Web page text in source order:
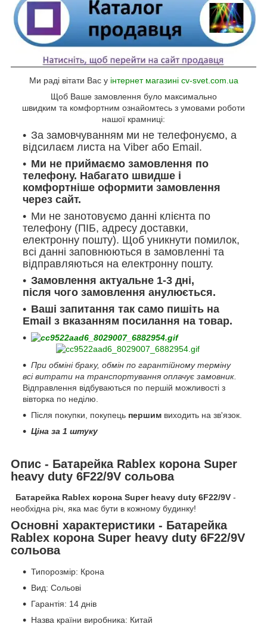
Ми раді вітати Вас у інтернет магазині cv-svet.com.ua
Щоб Ваше замовлення було максимально
швидким та комфортним ознайомтесь з умовами роботи
нашої крамниці:
За замовчуванням ми не телефонуємо, а
відсилаєм листа на Viber або Email.
Ми не приймаємо замовлення по
телефону. Набагато швидше і
комфортніше оформити замовлення
через сайт.
Ми не занотовуємо данні клієнта по
телефону (ПІБ, адресу доставки,
електронну пошту). Щоб уникнути помилок,
всі данні заповнюються в замовленні та
відправляються на електронну пошту.
Замовлення актуальне 1-3 дні,
після чого замовлення анулюється.
Ваші запитання так само пишіть на
Email з вказанням посилання на товар.
При обміні браку, обмін по гарантійному терміну
всі витрати на транспортування оплачує замовник.
Відправлення відбуваються по першій можливості з
вівторка по неділю.
Після покупки, покупець першим виходить на зв'язок.
Ціна за 1 штуку
Опис - Батарейка Rablex корона Super
heavy duty 6F22/9V сольова
Батарейка Rablex корона Super heavy duty 6F22/9V -
необхідна річ, яка має бути в кожному будинку!
Основні характеристики - Батарейка
Rablex корона Super heavy duty 6F22/9V
сольова
Типорозмір: Крона
Вид: Сольові
Гарантія: 14 днів
Назва країни виробника: Китай